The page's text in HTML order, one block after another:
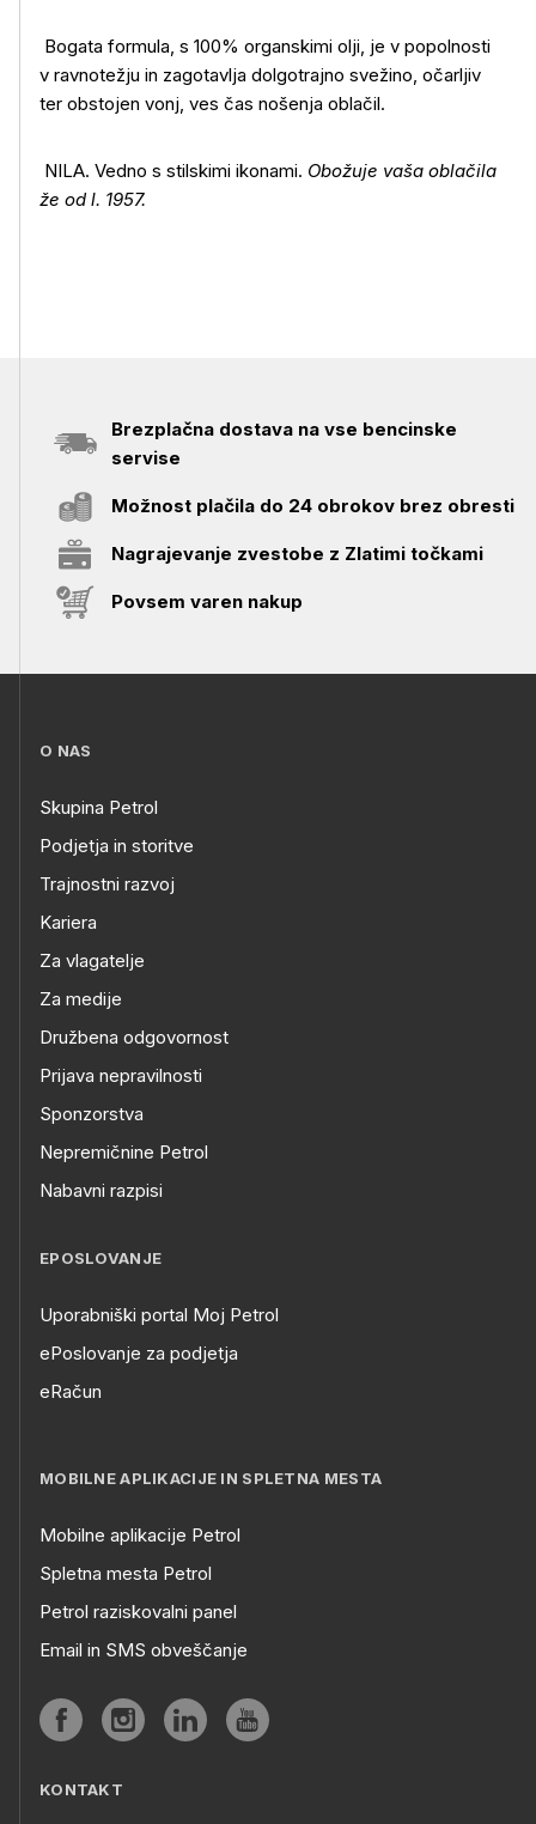
Bogata formula, s 100% organskimi olji, je v popolnosti
v ravnotežju in zagotavlja dolgotrajno svežino, očarljiv
ter obstojen vonj, ves čas nošenja oblačil.
NILA. Vedno s stilskimi ikonami. Obožuje vaša oblačila
že od l. 1957.
Brezplačna dostava na vse bencinske
servise
Možnost plačila do 24 obrokov brez obresti
Nagrajevanje zvestobe z Zlatimi točkami
Povsem varen nakup
O NAS
Skupina Petrol
Podjetja in storitve
Trajnostni razvoj
Kariera
Za vlagatelje
Za medije
Družbena odgovornost
Prijava nepravilnosti
Sponzorstva
Nepremičnine Petrol
Nabavni razpisi
EPOSLOVANJE
Uporabniški portal Moj Petrol
ePoslovanje za podjetja
eRačun
MOBILNE APLIKACIJE IN SPLETNA MESTA
Mobilne aplikacije Petrol
Spletna mesta Petrol
Petrol raziskovalni panel
Email in SMS obveščanje
KONTAKT